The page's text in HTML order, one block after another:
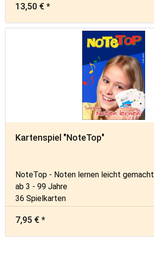
13,50 € *
Kartenspiel "NoteTop"
NoteTop - Noten lernen leicht gemacht
ab 3 - 99 Jahre
36 Spielkarten
7,95 € *